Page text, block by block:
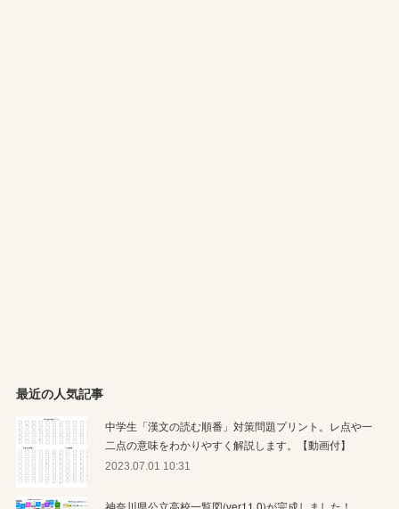
最近の人気記事
中学生「漢文の読む順番」対策問題プリント。レ点や一
二点の意味をわかりやすく解説します。【動画付】
2023.07.01 10:31
神奈川県公立高校一覧図(ver11.0)が完成しました！